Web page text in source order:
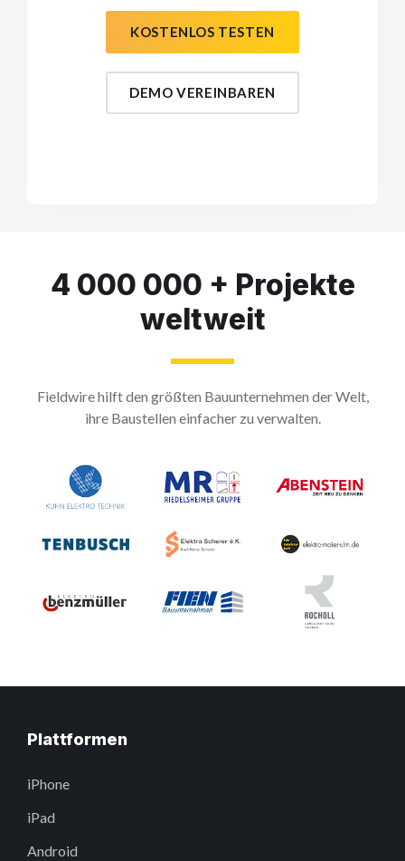
KOSTENLOS TESTEN
DEMO VEREINBAREN
4 000 000 + Projekte
weltweit
Fieldwire hilft den größten Bauunternehmen der Welt,
ihre Baustellen einfacher zu verwalten.
Plattformen
iPhone
iPad
Android